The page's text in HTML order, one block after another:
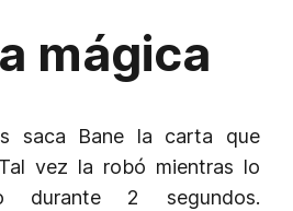
mágica
saca Bane la carta que
vez la robó mientras lo
durante 2 segundos.